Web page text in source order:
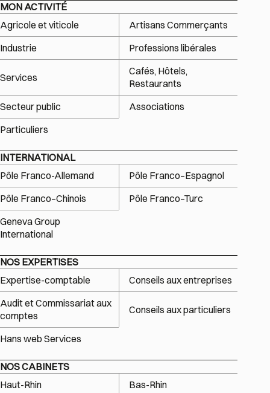
MON ACTIVITÉ
Agricole et viticole
Artisans Commerçants
Industrie
Professions libérales
Services
Cafés, Hôtels,
Restaurants
Secteur public
Associations
Particuliers
INTERNATIONAL
Pôle Franco-Allemand
Pôle Franco–Espagnol
Pôle Franco–Chinois
Pôle Franco–Turc
Geneva Group
International
NOS EXPERTISES
Expertise-comptable
Conseils aux entreprises
Audit et Commissariat aux
comptes
Conseils aux particuliers
Hans web Services
NOS CABINETS
Haut-Rhin
Bas-Rhin